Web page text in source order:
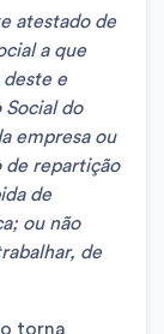
atestado de
a que
e
Social do
empresa ou
de repartição
de
ou não
de
torna